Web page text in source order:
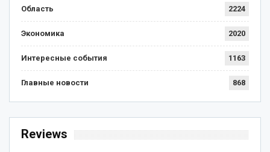
Область 2224
Экономика 2020
Интересные события 1163
Главные новости 868
Reviews